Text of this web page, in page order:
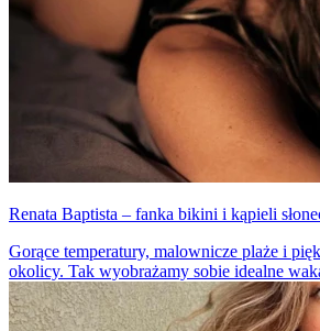
Renata Baptista – fanka bikini i kąpieli
Gorące temperatury, malownicze plaże i
okolicy. Tak wyobrażamy sobie idealne
szaro za oknem, uciekamy myślami do
na Renatę, chętnie znaleźlibyśmy się teraz